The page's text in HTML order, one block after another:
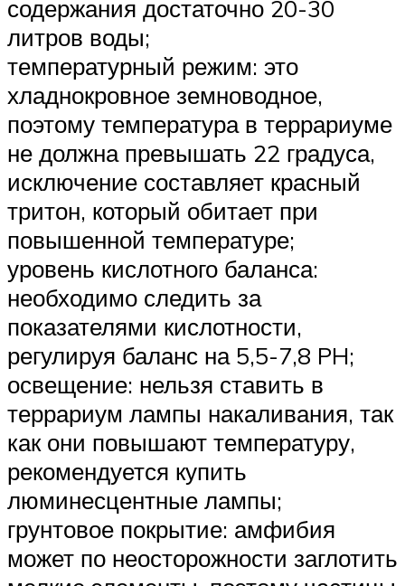
содержания достаточно 20-30
литров воды;
температурный режим: это
хладнокровное земноводное,
поэтому температура в террариуме
не должна превышать 22 градуса,
исключение составляет красный
тритон, который обитает при
повышенной температуре;
уровень кислотного баланса:
необходимо следить за
показателями кислотности,
регулируя баланс на 5,5-7,8 PH;
освещение: нельзя ставить в
террариум лампы накаливания, так
как они повышают температуру,
рекомендуется купить
люминесцентные лампы;
грунтовое покрытие: амфибия
может по неосторожности заглотить